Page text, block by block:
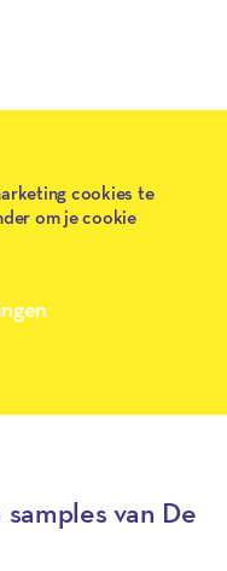
cookies te
om je cookie
van De